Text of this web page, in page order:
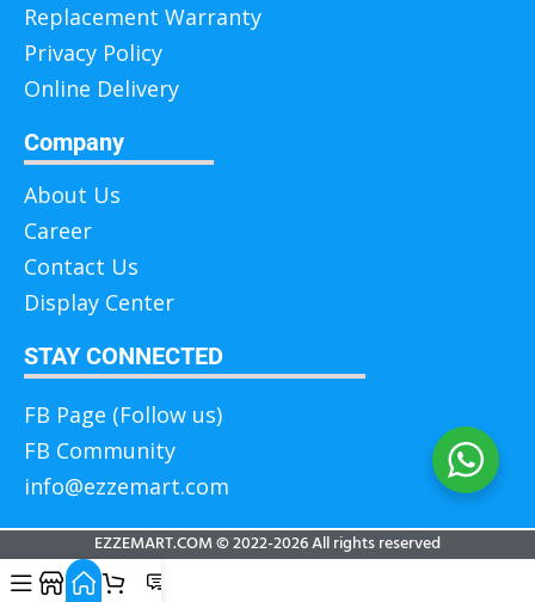
Replacement Warranty
Privacy Policy
Online Delivery
Company
About Us
Career
Contact Us
Display Center
STAY CONNECTED
FB Page (Follow us)
FB Community
info@ezzemart.com
EZZEMART.COM © 2022-2026 All rights reserved